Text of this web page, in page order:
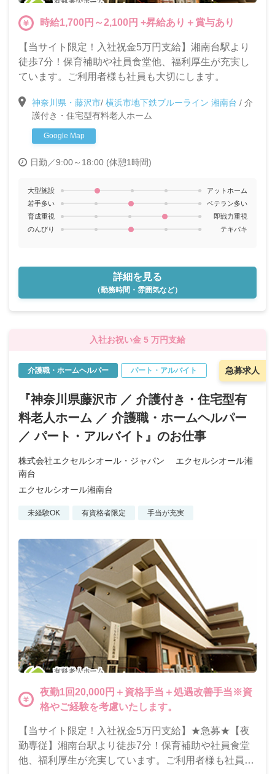
時給1,700円～2,100円 +昇給あり＋賞与あり
【当サイト限定！入社祝金5万円支給】湘南台駅より
徒歩7分！保育補助や社員食堂他、福利厚生が充実し
ています。ご利用者様も社員も大切にします。
神奈川県・藤沢市/ 横浜市地下鉄ブルーライン 湘南台 / 介
護付き・住宅型有料老人ホーム
Google Map
日勤／9:00～18:00 (休憩1時間)
大型施設
アットホーム
若手多い
ベテラン多い
育成重視
即戦力重視
のんびり
テキパキ
詳細を見る
（勤務時間・雰囲気など）
入社お祝い金 5 万円支給
急募求人
介護職・ホームヘルパー パート・アルバイト
『神奈川県藤沢市 ／ 介護付き・住宅型有
料老人ホーム ／ 介護職・ホームヘルパー
／ パート・アルバイト』のお仕事
株式会社エクセルシオール・ジャパン エクセルシオール湘
南台
エクセルシオール湘南台
未経験OK 有資格者限定 手当が充実
夜勤1回20,000円＋資格手当＋処遇改善手当※資
格やご経験を考慮いたします。
【当サイト限定！入社祝金5万円支給】★急募★【夜
勤専従】湘南台駅より徒歩7分！保育補助や社員食堂
他、福利厚生が充実しています。ご利用者様も社員も